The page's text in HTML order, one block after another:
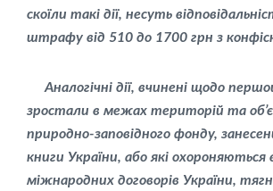
скоїли такі дії, несуть
штрафу від 510 до 1700 грн з
Аналогічні дії, вчинені щодо
зростали в межах територій та
природно-заповідного фонду,
книги України, або які охороняються
міжнародних договорів України,